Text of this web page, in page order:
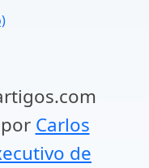
Carlos
de